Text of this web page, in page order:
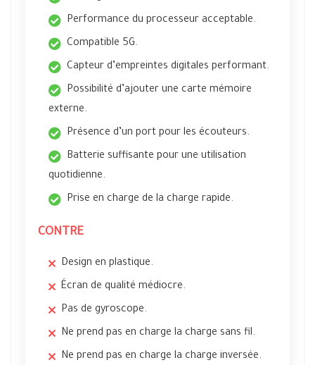
Performance du processeur acceptable.
Compatible 5G.
Capteur d’empreintes digitales performant.
Possibilité d’ajouter une carte mémoire
externe.
Présence d’un port pour les écouteurs.
Batterie suffisante pour une utilisation
quotidienne.
Prise en charge de la charge rapide.
CONTRE
Design en plastique.
Écran de qualité médiocre.
Pas de gyroscope.
Ne prend pas en charge la charge sans fil.
Ne prend pas en charge la charge inversée.